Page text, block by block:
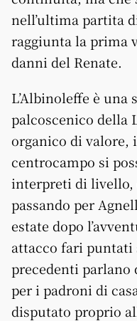
nell’ultima partita
raggiunta la prima
danni del Renate.
L’Albinoleffe è una
palcoscenico della
organico di valore,
centrocampo si
interpreti di livello,
passando per
estate dopo
attacco fari puntati
precedenti
per i padroni di
disputato proprio